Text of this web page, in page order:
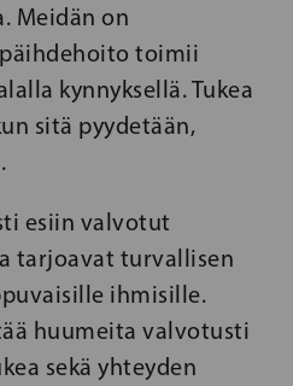
Meidän on
toimii
kynnyksellä. Tukea
sitä pyydetään,
esiin valvotut
tarjoavat turvallisen
ihmisille.
huumeita valvotusti
sekä yhteyden